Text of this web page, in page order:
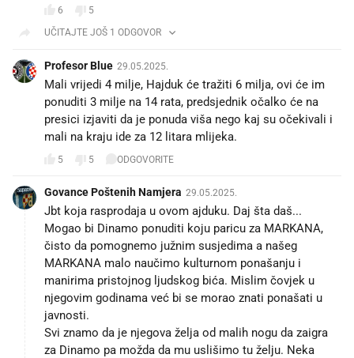
6
5
UČITAJTE JOŠ 1 ODGOVOR
Profesor Blue 29.05.2025.
Mali vrijedi 4 milje, Hajduk će tražiti 6 milja, ovi će im
ponuditi 3 milje na 14 rata, predsjednik očalko će na
presici izjaviti da je ponuda viša nego kaj su očekivali i
mali na kraju ide za 12 litara mlijeka.
5 5 ODGOVORITE
Govance Poštenih Namjera 29.05.2025.
Jbt koja rasprodaja u ovom ajduku. Daj šta daš...
Mogao bi Dinamo ponuditi koju paricu za MARKANA,
čisto da pomognemo južnim susjedima a našeg
MARKANA malo naučimo kulturnom ponašanju i
manirima pristojnog ljudskog bića. Mislim čovjek u
njegovim godinama već bi se morao znati ponašati u
javnosti.
Svi znamo da je njegova želja od malih nogu da zaigra
za Dinamo pa možda da mu uslišimo tu želju. Neka